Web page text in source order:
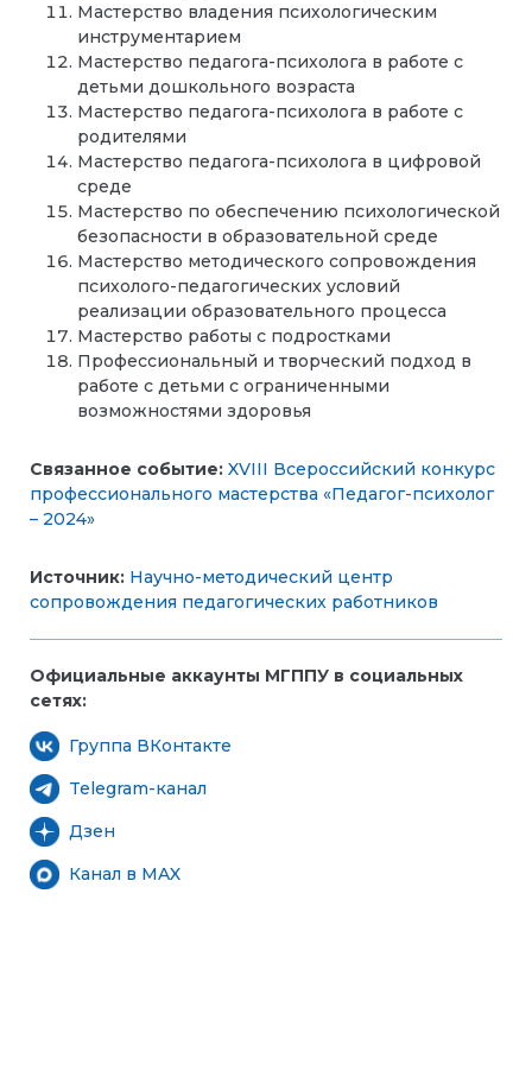
Мастерство владения психологическим
инструментарием
Мастерство педагога-психолога в работе с
детьми дошкольного возраста
Мастерство педагога-психолога в работе с
родителями
Мастерство педагога-психолога в цифровой
среде
Мастерство по обеспечению психологической
безопасности в образовательной среде
Мастерство методического сопровождения
психолого-педагогических условий
реализации образовательного процесса
Мастерство работы с подростками
Профессиональный и творческий подход в
работе с детьми с ограниченными
возможностями здоровья
Связанное событие: XVIII Всероссийский конкурс
профессионального мастерства «Педагог-психолог
– 2024»
Источник: Научно-методический центр
сопровождения педагогических работников
Официальные аккаунты МГППУ в социальных
сетях:
Группа ВКонтакте
Telegram-канал
Дзен
Канал в MAX